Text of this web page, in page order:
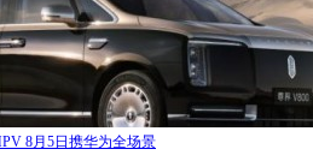
8月5日携华为全场景